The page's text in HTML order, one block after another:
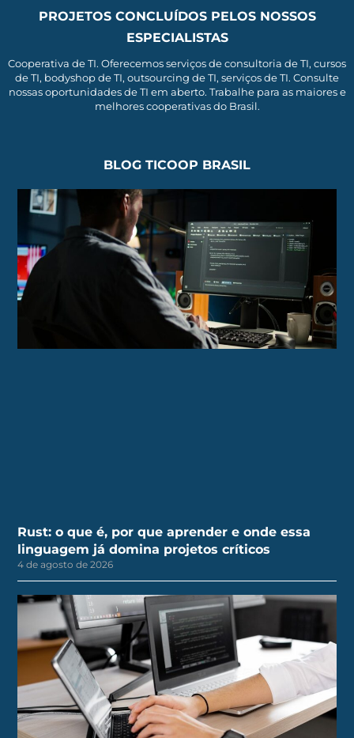
PROJETOS CONCLUÍDOS PELOS NOSSOS
ESPECIALISTAS
Cooperativa de TI. Oferecemos serviços de consultoria de TI, cursos
de TI, bodyshop de TI, outsourcing de TI, serviços de TI. Consulte
nossas oportunidades de TI em aberto. Trabalhe para as maiores e
melhores cooperativas do Brasil.
BLOG TICOOP BRASIL
Rust: o que é, por que aprender e onde essa
linguagem já domina projetos críticos
4 de agosto de 2026